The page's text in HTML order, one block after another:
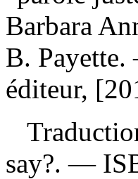
Barbara
B.
éditeur,
say?. —